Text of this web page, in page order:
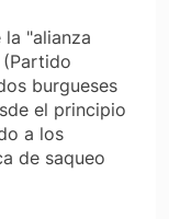
"alianza
burgueses
el principio
a los
de saqueo